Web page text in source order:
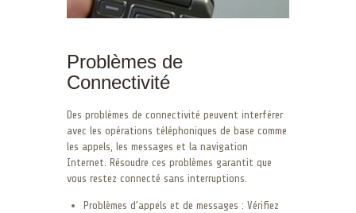
Problèmes de
Connectivité
Des problèmes de connectivité peuvent interférer
avec les opérations téléphoniques de base comme
les appels, les messages et la navigation
Internet. Résoudre ces problèmes garantit que
vous restez connecté sans interruptions.
Problèmes d’appels et de messages : Vérifiez